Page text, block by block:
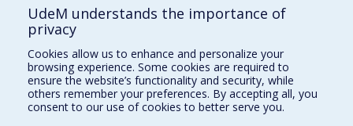
Qui fait quoi?
Nous trouver
Plan du site
Accessibilité
UdeM understands the importance of
privacy
Cookies allow us to enhance and personalize your
browsing experience. Some cookies are required to
ensure the website’s functionality and security, while
others remember your preferences. By accepting all, you
consent to our use of cookies to better serve you.